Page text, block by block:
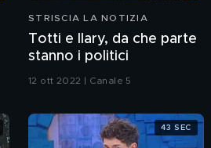
STRISCIA LA NOTIZIA
Totti e Ilary, da che parte
stanno i politici
12 ott 2022 | Canale 5
43 SEC